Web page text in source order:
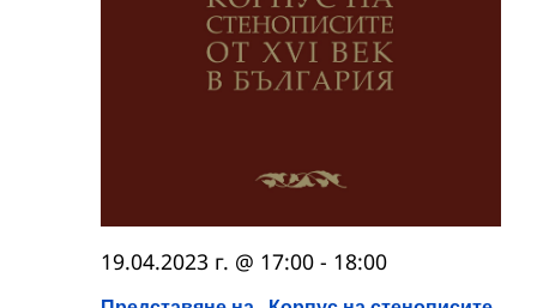
19.04.2023 г. @ 17:00 - 18:00